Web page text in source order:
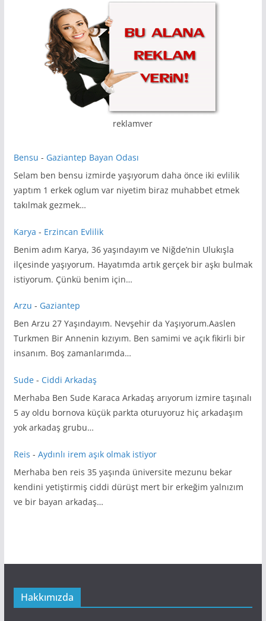
reklamver
Bensu - Gaziantep Bayan Odası
Selam ben bensu izmirde yaşıyorum daha önce iki evlilik
yaptım 1 erkek oglum var niyetim biraz muhabbet etmek
takılmak gezmek…
Karya - Erzincan Evlilik
Benim adım Karya, 36 yaşındayım ve Niğde’nin Ulukışla
ilçesinde yaşıyorum. Hayatımda artık gerçek bir aşkı bulmak
istiyorum. Çünkü benim için…
Arzu - Gaziantep
Ben Arzu 27 Yaşındayım. Nevşehir da Yaşıyorum.Aaslen
Turkmen Bir Annenin kızıyım. Ben samimi ve açık fikirli bir
insanım. Boş zamanlarımda…
Sude- Ciddi Arkadaş
Merhaba Ben Sude Karaca Arkadaş arıyorum izmire taşınalı
5 ay oldu bornova küçük parkta oturuyoruz hiç arkadaşım
yok arkadaş grubu…
Reis - Aydınlı irem aşık olmak istiyor
Merhaba ben reis 35 yaşında üniversite mezunu bekar
kendini yetiştirmiş ciddi dürüşt mert bir erkeğim yalnızım
ve bir bayan arkadaş…
Hakkımızda